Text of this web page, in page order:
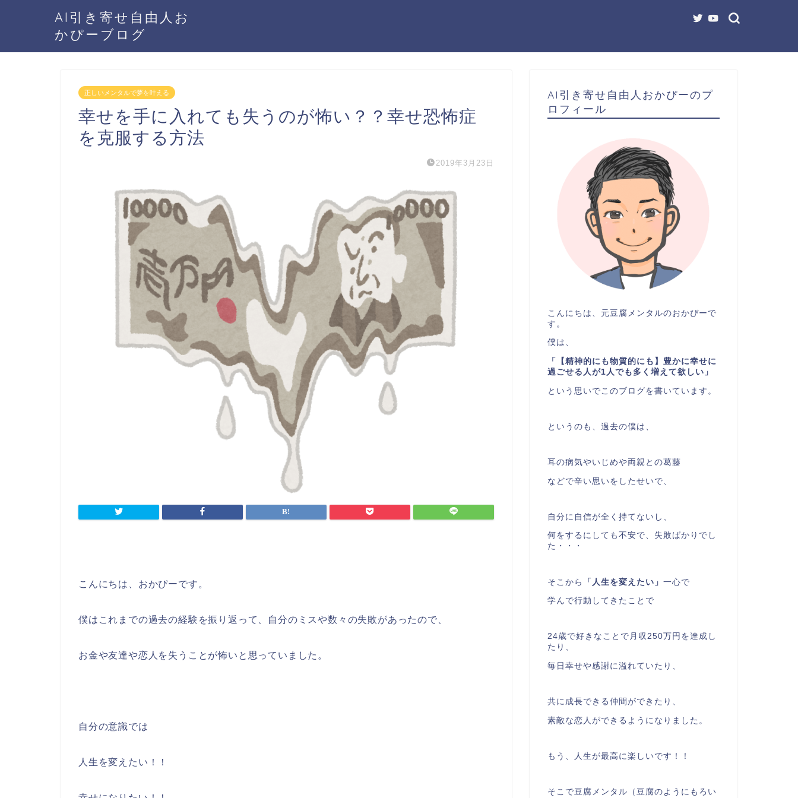
AI引き寄せ自由人お
かぴーブログ
正しいメンタルで夢を叶える
幸せを手に入れても失うのが怖い？？幸せ恐怖症
を克服する方法
2019年3月23日
こんにちは、おかぴーです。
僕はこれまでの過去の経験を振り返って、自分のミスや数々の失敗があったので、
お金や友達や恋人を失うことが怖いと思っていました。
自分の意識では
人生を変えたい！！
AI引き寄せ自由人おかぴーのプ
ロフィール
こんにちは、元豆腐メンタルのおかぴーで
す。
僕は、
「【精神的にも物質的にも】豊かに幸せに
過ごせる人が1人でも多く増えて欲しい」
という思いでこのブログを書いています。
というのも、過去の僕は、
耳の病気やいじめや両親との葛藤
などで辛い思いをしたせいで、
自分に自信が全く持てないし、
何をするにしても不安で、失敗ばかりでし
た・・・
そこから 「人生を変えたい」 一心で
学んで行動してきたことで
24歳で好きなことで月収250万円を達成し
たり、
毎日幸せや感謝に溢れていたり、
共に成長できる仲間ができたり、
素敵な恋人ができるようになりました。
もう、人生が最高に楽しいです！！
そこで豆腐メンタル（豆腐のようにもろい